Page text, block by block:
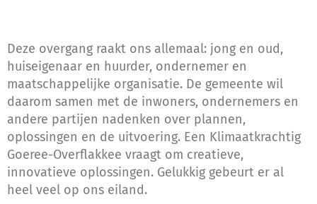
Deze overgang raakt ons allemaal: jong en oud,
huiseigenaar en huurder, ondernemer en
maatschappelijke organisatie. De gemeente wil
daarom samen met de inwoners, ondernemers en
andere partijen nadenken over plannen,
oplossingen en de uitvoering. Een Klimaatkrachtig
Goeree-Overflakkee vraagt om creatieve,
innovatieve oplossingen. Gelukkig gebeurt er al
heel veel op ons eiland.